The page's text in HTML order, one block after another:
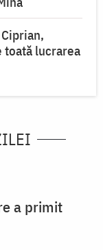
toată lucrarea
a primit